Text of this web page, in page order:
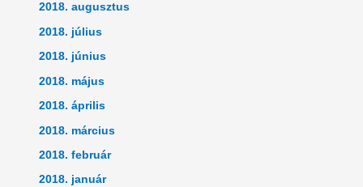
2018. augusztus
2018. július
2018. június
2018. május
2018. április
2018. március
2018. február
2018. január